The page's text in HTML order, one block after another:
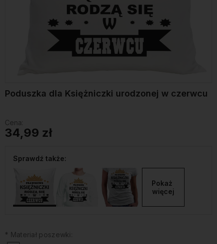
Poduszka dla Księżniczki urodzonej w czerwcu
Cena:
34,99 zł
Sprawdź także:
Pokaż
więcej
* Materiał poszewki: